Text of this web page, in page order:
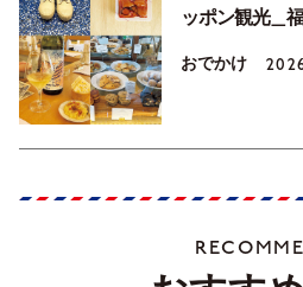
ッポン観光＿福
おでかけ